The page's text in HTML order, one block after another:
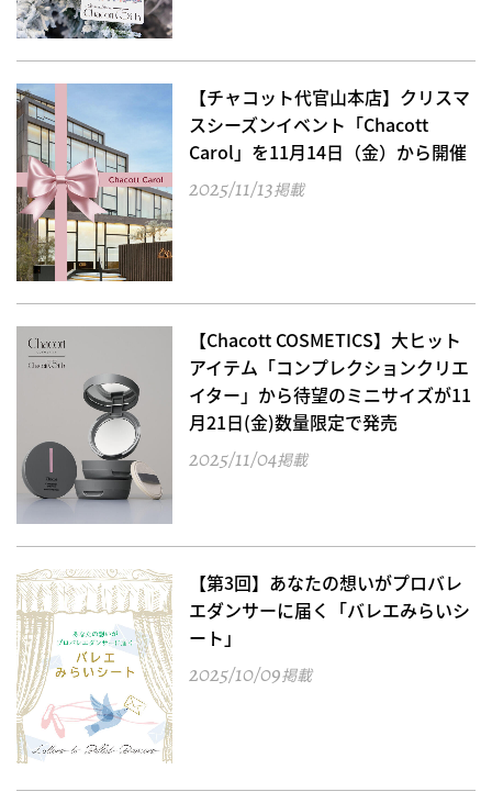
【チャコット代官山本店】クリスマ
スシーズンイベント「Chacott
Carol」を11月14日（金）から開催
2025/11/13掲載
【Chacott COSMETICS】大ヒット
アイテム「コンプレクションクリエ
イター」から待望のミニサイズが11
月21日(金)数量限定で発売
2025/11/04掲載
【第3回】あなたの想いがプロバレ
エダンサーに届く「バレエみらいシ
ート」
2025/10/09掲載